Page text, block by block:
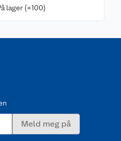
lager (+100)
Meld meg på